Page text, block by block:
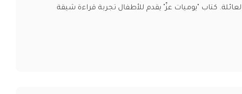
كتاب "يوميات عزّ" يقدم للأطفال تجربة قراءة شيقة